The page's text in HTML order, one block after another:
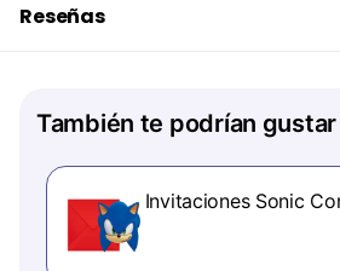
Reseñas
También te podrían
Invitaciones Sonic